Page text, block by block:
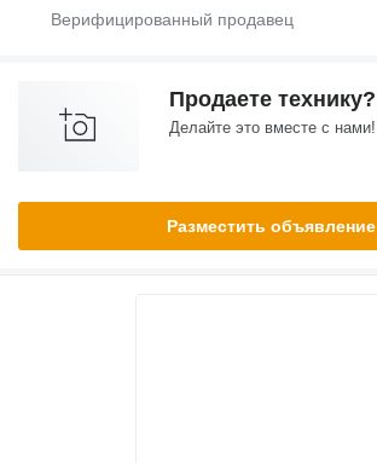
Продаете технику?
Делайте это вместе с нами!
Разместить объявление